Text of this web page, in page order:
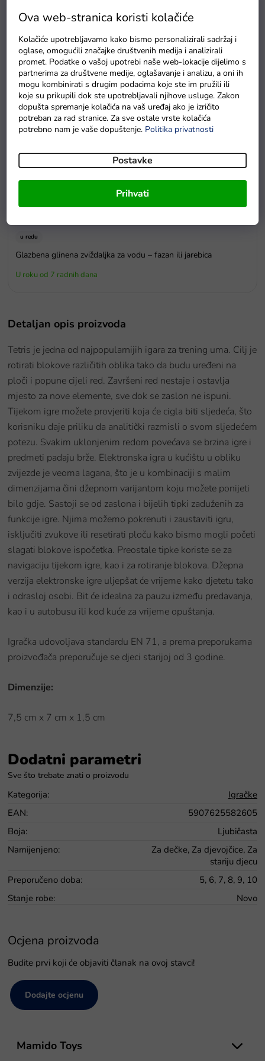
Ova web-stranica koristi kolačiće
Kolačiće upotrebljavamo kako bismo personalizirali sadržaj i
oglase, omogućili značajke društvenih medija i analizirali
promet. Podatke o vašoj upotrebi naše web-lokacije dijelimo s
partnerima za društvene medije, oglašavanje i analizu, a oni ih
mogu kombinirati s drugim podacima koje ste im pružili ili
koje su prikupili dok ste upotrebljavali njihove usluge. Zakon
dopušta spremanje kolačića na vaš uređaj ako je izričito
potreban za rad stranice. Za sve ostale vrste kolačića
potrebno nam je vaše dopuštenje. Politika privatnosti
Postavke
Prihvati
u redu
Glazbena glinena zviždaljka za vodu – fazan ili jarebica
U roku od 7 radnih dana
Detaljan opis proizvoda
Tetris je jedna od najpopularnijih igara za trening uma. Cilj je
rotirati blokove različitih oblika tako da budu uređeni na
ploči i popune cijeli red. Završeni red nestaje i ostavlja
mjesto za nove elemente, sve dok se zaslon ne ispuni.
Tijekom igre možete provjeriti koja će cigla biti sljedeća, što
korisniku daje priliku da analitički razmisli o svom sljedećem
potezu. Svakim uklonjenim redom povećava se brzina igre i
predmeti padaju brže. Elektronska igra u kućištu u obliku
zvijezde je veoma lagana, što je u kombinaciji s malim
dimenzijama čini džepnom varijantom koju možete ponijeti
bilo gdje. Sastoji se od zaslona i bijelih tipki zaduženih za
funkcije igre. Njima možemo pokrenuti i zaustaviti igru,
isključiti zvukove ili resetirati ploču kako bismo mogli početi
slagati blokove ispočetka. Preostale tipke koriste se za
navigaciju tijekom igre, kao i za rotiranje blokova. Džepna
verzija elektronske igre uljepšat će vrijeme kako djetetu tako
i odrasloj osobi. Bit će idealna za pauzu između predavanja,
kao i u autobusu ili kod kuće za vrijeme opuštanja.
Igračka udovoljava standardu EN 71, a prema preporukama
proizvođača preporučuje se djeci starijoj od 3 godine.
Dimenzije:
7,5 cm x 7 cm x 1,5 cm
Dodatni parametri
Kategorija:
Igračke
EAN:
5907625582605
Boja:
Ljubičasta
Namijenjeno:
Za dečke, Za djevojčice, Za
stariju djecu
Preporučeno doba:
5, 6, 7, 8, 9, 10
Stanje robe: Novo
Ocjena proizvoda
Budite prvi koji će objaviti članak na ovoj stavci!
Dodajte ocjenu
Mamido Toys